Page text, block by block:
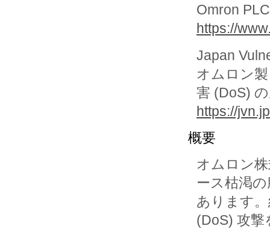
Omron
https://
Japan
オムロン
害 (DoS)
https://
概要
オムロン
ース枯渇
あります
(DoS) 攻撃